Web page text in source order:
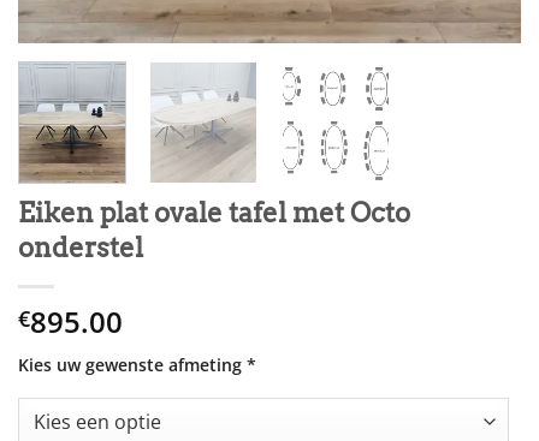
Eiken plat ovale tafel met Octo
onderstel
€895.00
Kies uw gewenste afmeting *